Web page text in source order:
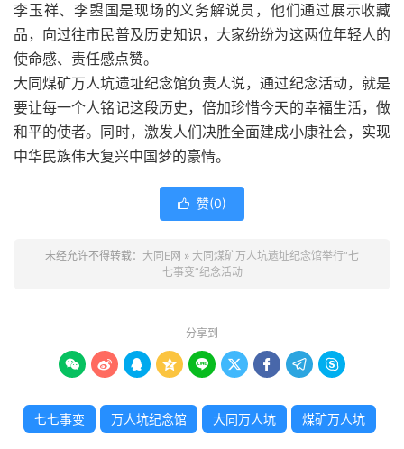
李玉祥、李曌国是现场的义务解说员，他们通过展示收藏
品，向过往市民普及历史知识，大家纷纷为这两位年轻人的
使命感、责任感点赞。
大同煤矿万人坑遗址纪念馆负责人说，通过纪念活动，就是
要让每一个人铭记这段历史，倍加珍惜今天的幸福生活，做
和平的使者。同时，激发人们决胜全面建成小康社会，实现
中华民族伟大复兴中国梦的豪情。
 赞(0)
未经允许不得转载： 大同E网 » 大同煤矿万人坑遗址纪念馆举行“七
七事变”纪念活动
分享到
        
七七事变 万人坑纪念馆 大同万人坑 煤矿万人坑